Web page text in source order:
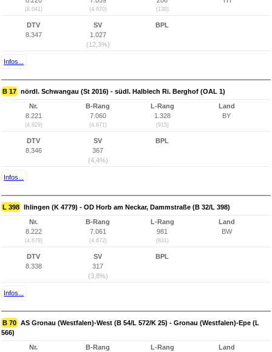
(8.041) (4.670) (138)
DTV
8.347
SV
1.027
(12,3%)
BPL
Infos...
B 17 nördl. Schwangau (St 2016) - südl. Halblech Ri. Berghof (OAL 1)
Nr.
8.221
(4.929)
B-Rang
7.060
(4.671)
L-Rang
1.328
(915)
Land
BY
DTV
8.346
SV
367
(4,4%)
BPL
Infos...
L 398 Ihlingen (K 4779) - OD Horb am Neckar, Dammstraße (B 32/L 398)
Nr.
8.222
(4.678)
B-Rang
7.061
(4.672)
L-Rang
981
(831)
Land
BW
DTV
8.338
SV
317
(3,8%)
BPL
Infos...
B 70 AS Gronau (Westfalen)-West (B 54/L 572/K 25) - Gronau (Westfalen)-Epe (L
566)
Nr.
B-Rang
L-Rang
Land